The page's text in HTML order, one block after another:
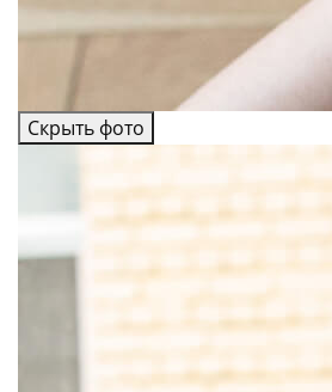
Скрыть фото